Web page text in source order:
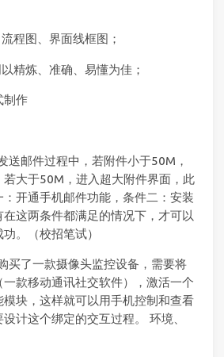
程图、界面线框图；
精炼、准确、易懂为佳；
制作
送邮件过程中，若附件小于50M，
若大于50M，进入超大附件界面，此
开通手机邮件功能，条件二：安装
这两条件都满足的情况下，才可以
。（校招笔试）
买了一款摄像头监控设备，需要将
款移动通讯社交软件），激活一个
块，这样就可以用手机控制和查看
计这个绑定的交互过程。 环境、